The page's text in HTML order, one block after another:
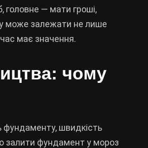
головне — мати гроші,
може залежати не лише
час має значення.
чому
фундаменту, швидкість
залити фундамент у мороз